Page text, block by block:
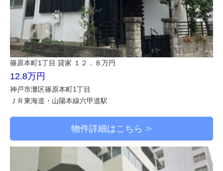
篠原本町1丁目 貸家 １２．８万円
12.8万円
神戸市灘区篠原本町1丁目
ＪＲ東海道・山陽本線六甲道駅
物件詳細はこちら